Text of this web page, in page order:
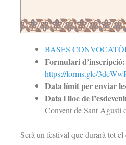
BASES
Formularid’inscripció:
https://forms.gle/
Data límit per enviar
Data i lloc de
Convent de Sant Agustí
Serà un festival que durarà tot el